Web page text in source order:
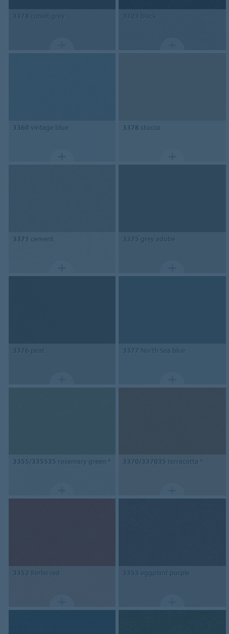
3374 cobalt grey 3323 black
3360 vintage blue 3378 stucco
3371 cement 3375 grey adobe
3376 peat 3377 North Sea blue
3355/335535 rosemary green * 3370/337035 terracotta *
3352 Berlin red 3353 eggplant purple